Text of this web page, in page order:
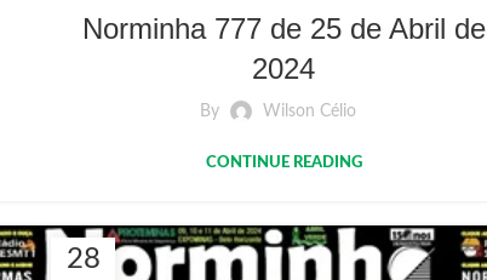
Norminha 777 de 25 de Abril de
2024
By Wilson Célio
CONTINUE READING
28